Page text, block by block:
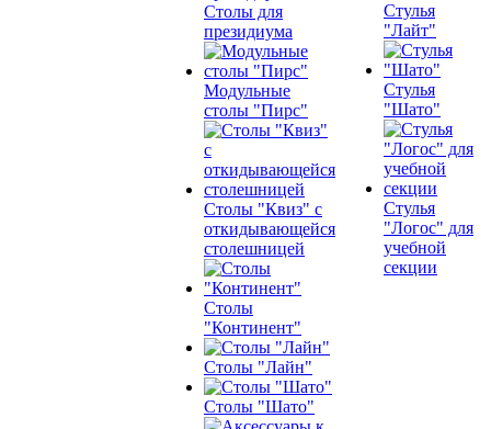
Столы для
президиума
Модульные
столы "Пирс"
Столы "Квиз" с
откидывающейся
столешницей
Столы
"Континент"
Столы "Лайн"
Столы "Шато"
Стулья
"Лайт"
Стулья
"Шато"
Стулья
"Логос" для
учебной
секции